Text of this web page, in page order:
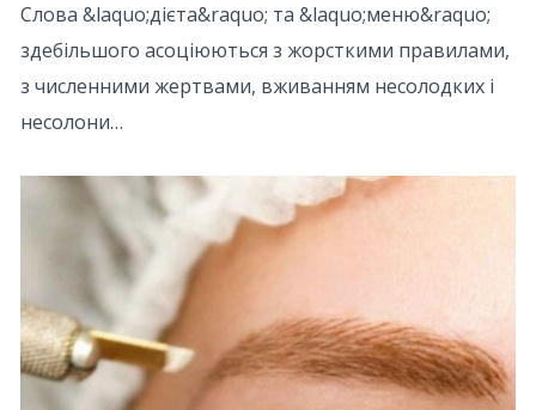
Слова &laquo;дієта&raquo; та &laquo;меню&raquo;
здебільшого асоціюються з жорсткими правилами,
з численними жертвами, вживанням несолодких і
несолони…